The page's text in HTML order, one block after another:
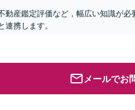
産鑑定評価など，幅広い知識が必
携します。
メールでお